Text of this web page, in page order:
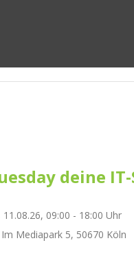
deine
11.08.26, 09:00 - 18:00 Uhr
Mediapark 5, 50670 Köln